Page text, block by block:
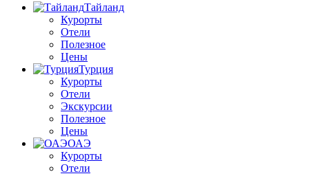
Тайланд
Курорты
Отели
Полезное
Цены
Турция
Курорты
Отели
Экскурсии
Полезное
Цены
ОАЭ
Курорты
Отели